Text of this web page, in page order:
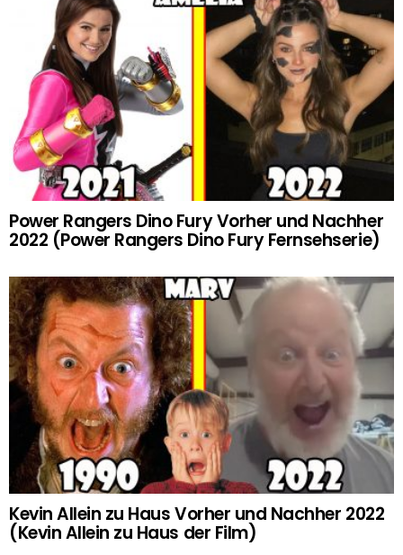
Power Rangers Dino Fury Vorher und Nachher
2022 (Power Rangers Dino Fury Fernsehserie)
Kevin Allein zu Haus Vorher und Nachher 2022
(Kevin Allein zu Haus der Film)